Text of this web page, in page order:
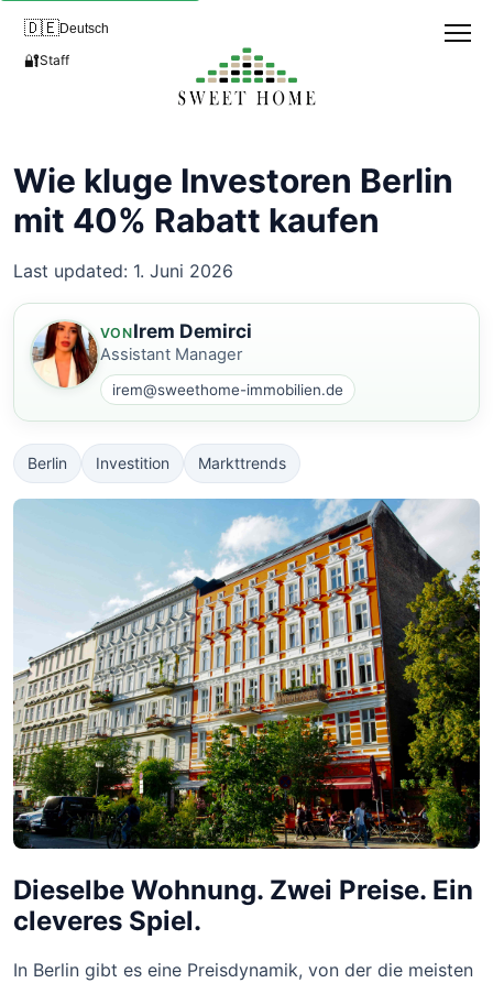
🇩🇪Deutsch
🔐Staff
Wie kluge Investoren Berlin
mit 40% Rabatt kaufen
Last updated: 1. Juni 2026
VONIrem Demirci
Assistant Manager
irem@sweethome-immobilien.de
Berlin Investition Markttrends
Dieselbe Wohnung. Zwei Preise. Ein
cleveres Spiel.
In Berlin gibt es eine Preisdynamik, von der die meisten